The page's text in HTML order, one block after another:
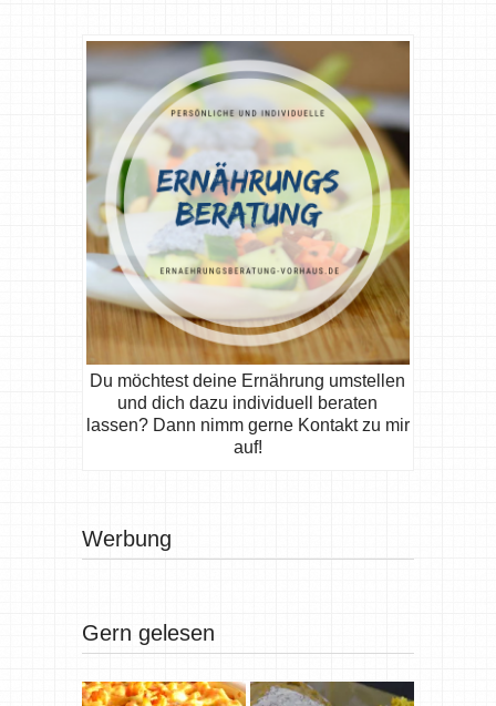
Du möchtest deine Ernährung umstellen
und dich dazu individuell beraten
lassen? Dann nimm gerne Kontakt zu mir
auf!
Werbung
Gern gelesen